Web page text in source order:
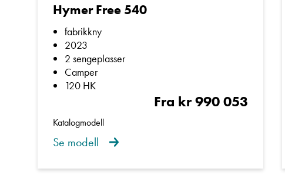
Hymer Free 540
fabrikkny
2023
2 sengeplasser
Camper
120 HK
Fra kr 990 053
Katalogmodell
Se modell